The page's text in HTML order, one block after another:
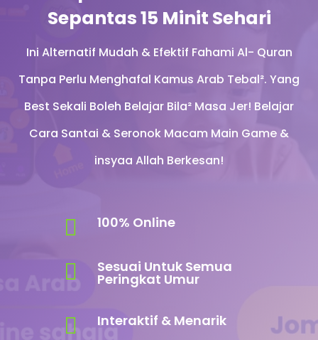
Sepantas 15 Minit Sehari
Ini Alternatif Mudah & Efektif Fahami Al- Quran
Tanpa Perlu Menghafal Kamus Arab Tebal². Yang
Best Sekali Boleh Belajar Bila² Masa Jer! Belajar
Cara Santai & Seronok Macam Main Game &
insyaa Allah Berkesan!
 100% Online
 Sesuai Untuk Semua
Peringkat Umur
 Interaktif & Menarik